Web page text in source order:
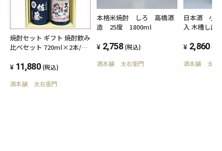
焼酎セット ギフト 焼酎飲み
比べセット 720ml×2本/佐
飲み比べセット/佐藤酒造佐
酎
11,880 (税込)
酒本舗 太右衛門
本格米焼酎 しろ 高橋酒
造 25度 1800ml
2,758 (税込)
酒本舗 太右衛門
日本酒 小
入 木槽し
2,860 (税
酒本舗 太右